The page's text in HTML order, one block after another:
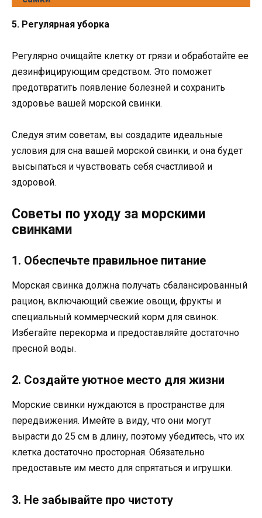
5. Регулярная уборка
Регулярно очищайте клетку от грязи и обработайте ее
дезинфицирующим средством. Это поможет
предотвратить появление болезней и сохранить
здоровье вашей морской свинки.
Следуя этим советам, вы создадите идеальные
условия для сна вашей морской свинки, и она будет
высыпаться и чувствовать себя счастливой и
здоровой.
Советы по уходу за морскими
свинками
1. Обеспечьте правильное питание
Морская свинка должна получать сбалансированный
рацион, включающий свежие овощи, фрукты и
специальный коммерческий корм для свинок.
Избегайте перекорма и предоставляйте достаточно
пресной воды.
2. Создайте уютное место для жизни
Морские свинки нуждаются в пространстве для
передвижения. Имейте в виду, что они могут
вырасти до 25 см в длину, поэтому убедитесь, что их
клетка достаточно просторная. Обязательно
предоставьте им место для спрятаться и игрушки.
3. Не забывайте про чистоту